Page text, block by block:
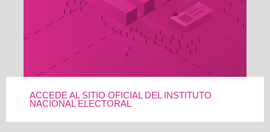
ACCEDE AL SITIO OFICIAL DEL INSTITUTO
NACIONAL ELECTORAL